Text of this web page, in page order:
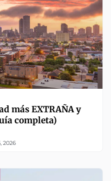
más EXTRAÑA y
completa)
2026